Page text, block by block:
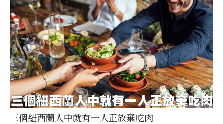
三個紐西蘭人中就有一人正放棄吃肉